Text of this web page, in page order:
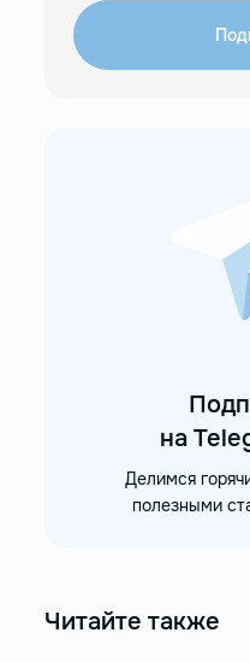
на
Делимся
полезными
Читайте также